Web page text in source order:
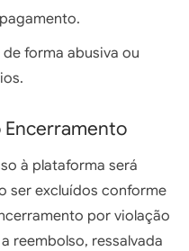
forma abusiva ou
Encerramento
à plataforma será
ser excluídos conforme
por violação
reembolso, ressalvada